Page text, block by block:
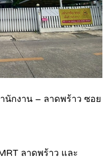
นักงาน – ลาดพร้าว ซอย
ลาดพร้าว และ